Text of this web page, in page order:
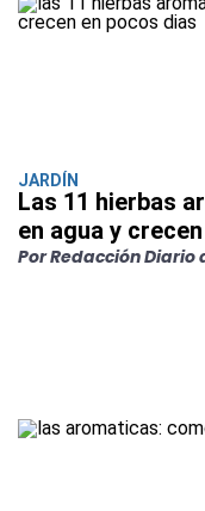
JARDÍN
Las 11 hierbas
en agua y
Por Redacción Diario